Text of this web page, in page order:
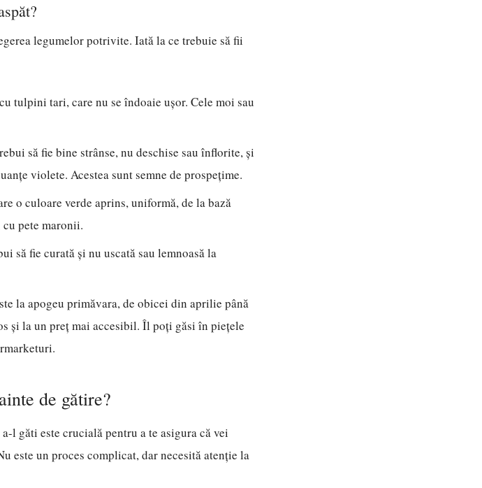
legumelor potrivite. Iată la ce trebuie să fii
tulpini tari, care nu se îndoaie ușor. Cele moi sau
să fie bine strânse, nu deschise sau înflorite, și
violete. Acestea sunt semne de prospețime.
o culoare verde aprins, uniformă, de la bază
pete maronii.
să fie curată și nu uscată sau lemnoasă la
la apogeu primăvara, de obicei din aprilie până
și la un preț mai accesibil. Îl poți găsi în piețele
de gătire?
l găti este crucială pentru a te asigura că vei
este un proces complicat, dar necesită atenție la